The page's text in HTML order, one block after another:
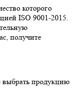
которого
ISO 9001-2015.
получите
продукцию